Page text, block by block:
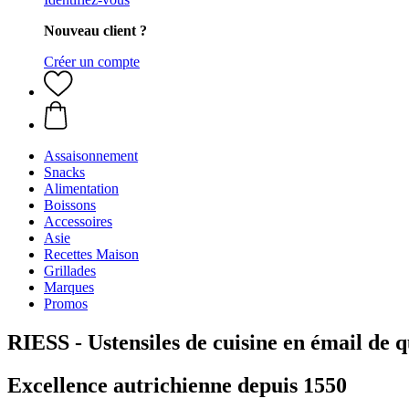
Nouveau client ?
Créer un compte
Assaisonnement
Snacks
Alimentation
Boissons
Accessoires
Asie
Recettes Maison
Grillades
Marques
Promos
RIESS - Ustensiles de cuisine en émail de
Excellence autrichienne depuis 1550